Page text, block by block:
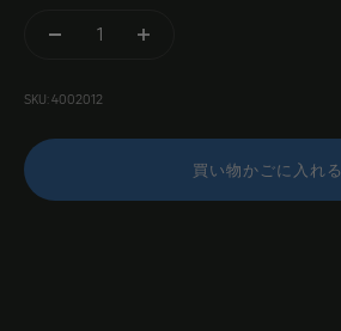
SKU: 4002012
買い物かごに入れる